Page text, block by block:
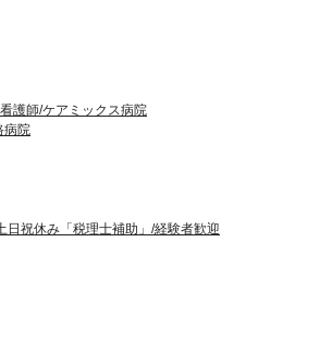
護師/ケアミックス病院
病院
日祝休み「税理士補助」/経験者歓迎